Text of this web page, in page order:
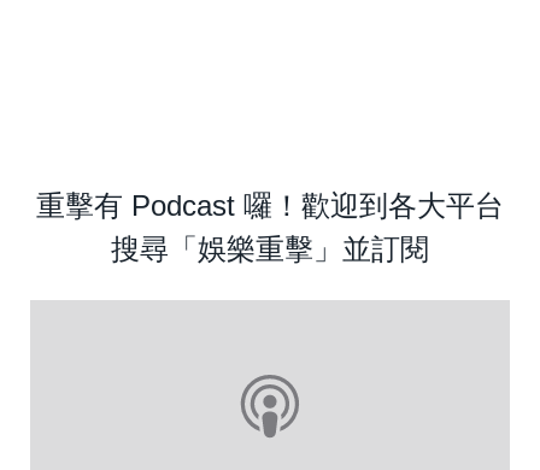
重擊有 Podcast 囉！歡迎到各大平台
搜尋「娛樂重擊」並訂閱